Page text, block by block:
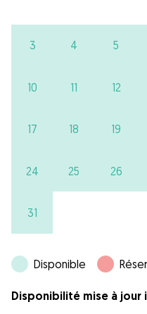
3 4 5
10 11 12
17 18 19
24 25 26
31
Disponible
Disponibilité mise à jour